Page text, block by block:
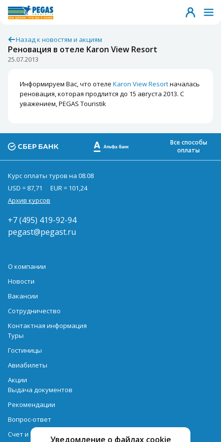
Назад к новостям и акциям
Реновация в отеле Karon View Resort
25.07.2013
Информируем Вас, что отеле Karon View Resortначалась
реновация, которая продлится до 15 августа 2013. С
уважением, PEGAS Touristik
Уведомление о файлах cookie
Все способы
оплаты
Курс оплаты туров на 08.08
USD = 87,71
EUR = 101,24
Архив курсов
+7 (495) 419-92-94
pegast@pegast.ru
О компании
Новости
Вакансии
Сотрудничество
Контактная информация
Туры
Гостиницы
Авиабилеты
Акции
Выдача документов
Рекомендации
Вопрос-ответ
Счет и оплата